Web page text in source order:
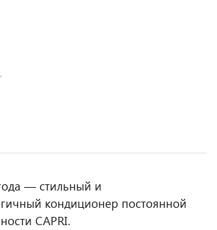
— стильный и
кондиционер постоянной
CAPRI.